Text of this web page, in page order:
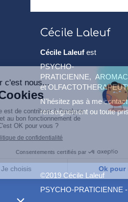
Cécile Laleuf
Cécile Laleuf est
PSYCHO-
PRATICIENNE,
et
N'hésitez pas à me
renseignement ou toute
©2019 Cécile Laleuf
PSYCHO-PRATICIENNE